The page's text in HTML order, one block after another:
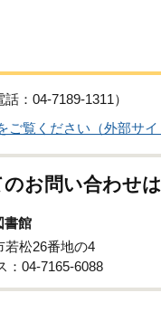
：04-7189-1311）
覧ください（外部サイ
お問い合わせは
館
松26番地の4
：04-7165-6088